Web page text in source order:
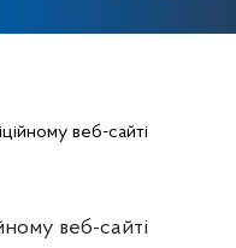
веб-сайті
веб-сайті